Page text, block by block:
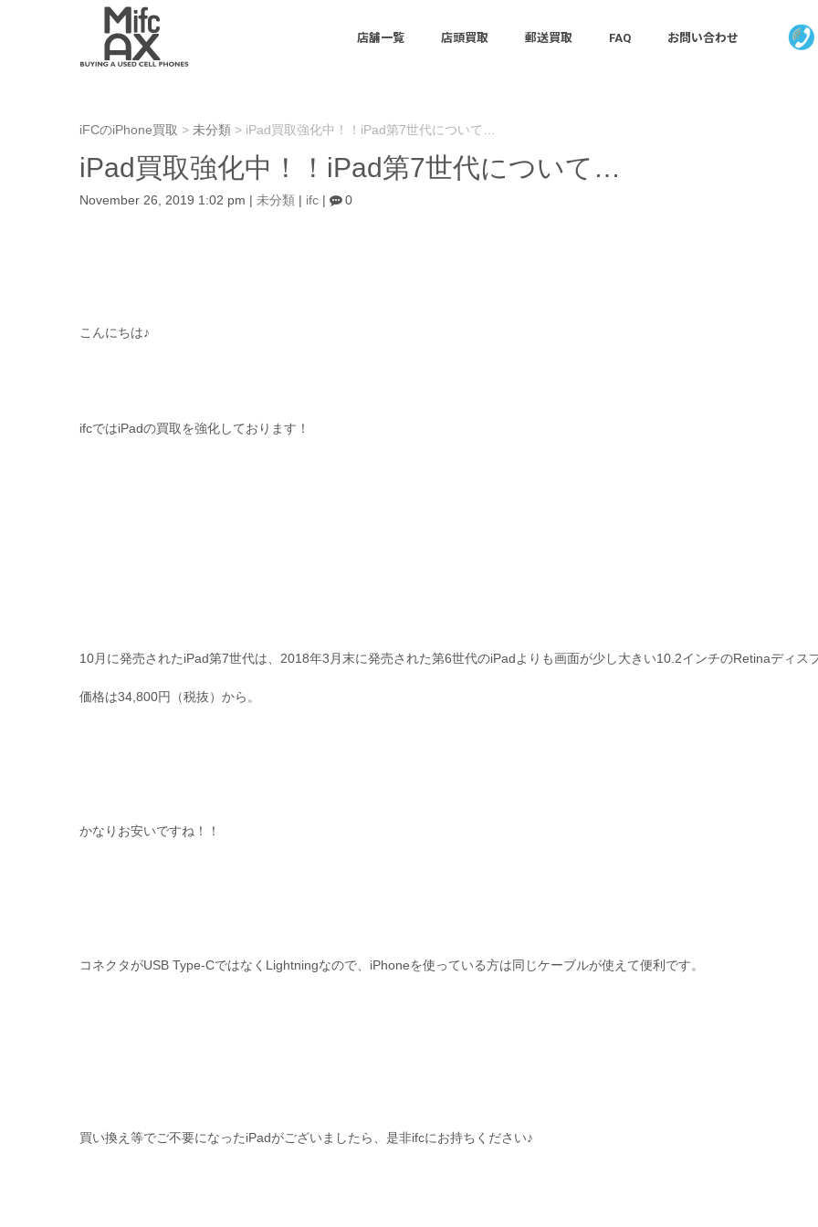
店舗一覧 店頭買取 郵送買取 FAQ お問い合わせ
iFCのiPhone買取 > 未分類 > iPad買取強化中！！iPad第7世代について…
iPad買取強化中！！iPad第7世代について…
November 26, 2019 1:02 pm | 未分類 | ifc | 0
こんにちは♪
ifcではiPadの買取を強化しております！
10月に発売されたiPad第7世代は、2018年3月末に発売された第6世代のiPadよりも画面が少し大きい10.2インチのRetinaディス
価格は34,800円（税抜）から。
かなりお安いですね！！
コネクタがUSB Type-CではなくLightningなので、iPhoneを使っている方は同じケーブルが使えて便利です。
買い換え等でご不要になったiPadがございましたら、是非ifcにお持ちください♪